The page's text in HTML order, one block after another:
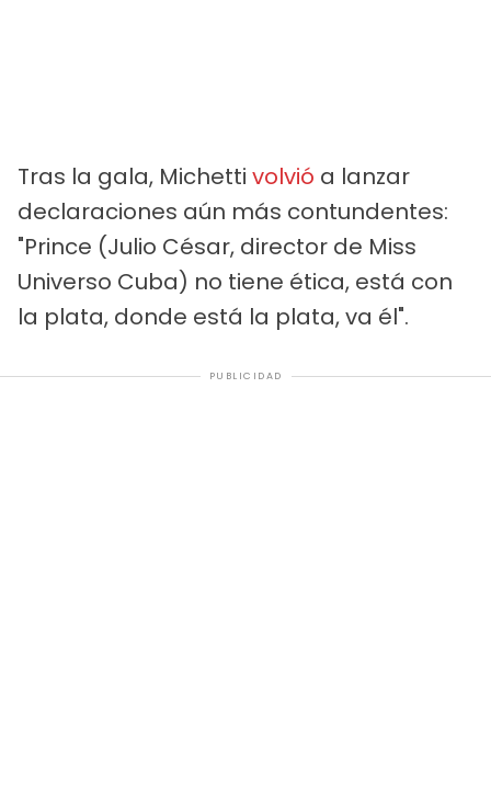
Tras la gala, Michetti volvió a lanzar
declaraciones aún más contundentes:
"Prince (Julio César, director de Miss
Universo Cuba) no tiene ética, está con
la plata, donde está la plata, va él".
PUBLICIDAD